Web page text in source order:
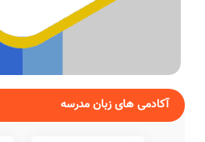
آکادمی های زبان مدرسه